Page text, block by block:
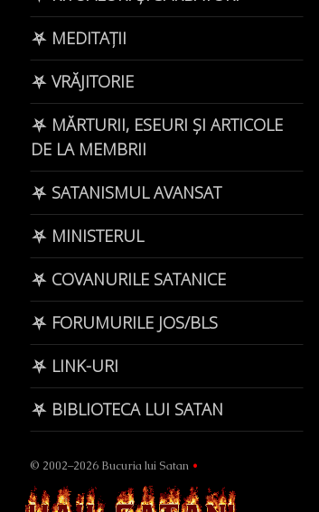
⛧ MEDITAȚII
⛧ VRĂJITORIE
⛧ MĂRTURII, ESEURI ȘI ARTICOLE
DE LA MEMBRII
⛧ SATANISMUL AVANSAT
⛧ MINISTERUL
⛧ COVANURILE SATANICE
⛧ FORUMURILE JOS/BLS
⛧ LINK-URI
⛧ BIBLIOTECA LUI SATAN
© 2002–2026 Bucuria lui Satan •
Page